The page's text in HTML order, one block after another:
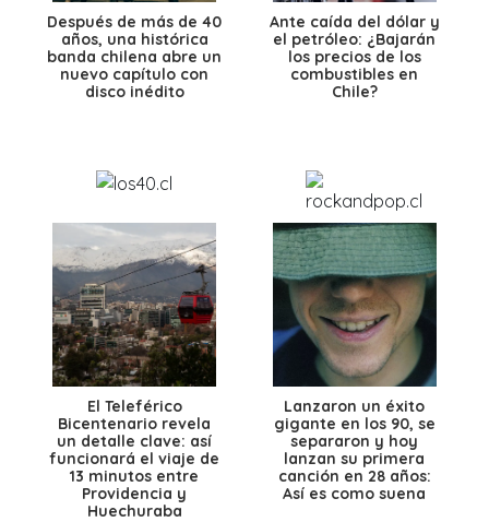
Después de más de 40
años, una histórica
banda chilena abre un
nuevo capítulo con
disco inédito
Ante caída del dólar y
el petróleo: ¿Bajarán
los precios de los
combustibles en
Chile?
El Teleférico
Bicentenario revela
un detalle clave: así
funcionará el viaje de
13 minutos entre
Providencia y
Huechuraba
Lanzaron un éxito
gigante en los 90, se
separaron y hoy
lanzan su primera
canción en 28 años:
Así es como suena